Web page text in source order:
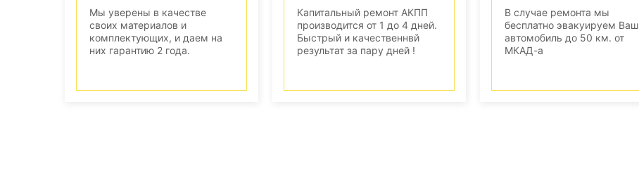
Мы уверены в качестве
своих материалов и
комплектующих, и даем на
них гарантию 2 года.
Капитальный ремонт АКПП
производится от 1 до 4 дней.
Быстрый и качественнвй
результат за пару дней !
В случае ремонта мы
бесплатно эвакуируем Ваш
автомобиль до 50 км. от
МКАД-а